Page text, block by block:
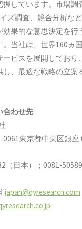
しています。市場調
ズ調査、競合分析な
効果的な意思決定を行
。当社は、世界160ヵ
ービスを展開しており
し、最適な戦略の立案
合わせ先
東京都中央区銀座
（日本）；0081-
japan@qyresearch.com